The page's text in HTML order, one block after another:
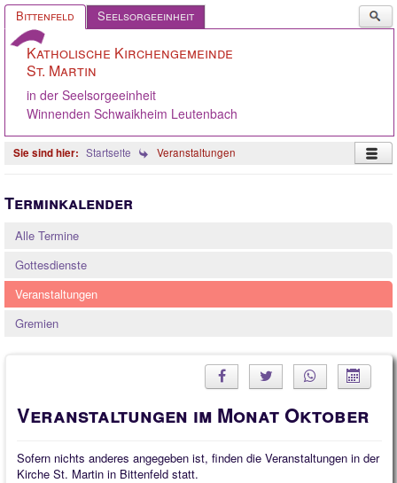
Bittenfeld Seelsorgeeinheit
...
Katholische Kirchengemeinde
St. Martin
in der Seelsorgeeinheit
Winnenden Schwaikheim Leutenbach
Startseite Veranstaltungen
Gremien
Angebote
Quintessenz
2025
Terminkalender
Alle Termine
Gottesdienste
Veranstaltungen
Gremien
Veranstaltungen im Monat Oktober
Sofern nichts anderes angegeben ist, finden die Veranstaltungen in der
Kirche St. Martin in Bittenfeld statt.